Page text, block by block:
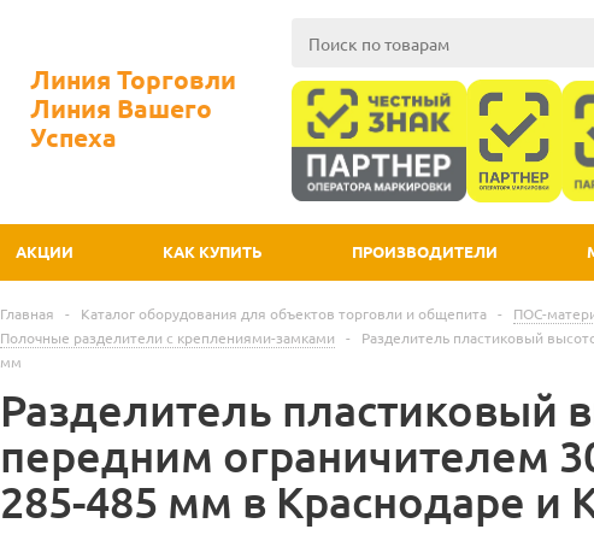
Линия Торговли
Линия Вашего
Успеха
АКЦИИ КАК КУПИТЬ ПРОИЗВОДИТЕЛИ
Главная - Каталог оборудования для объектов торговли и общепита - ПОС-
Полочные разделители с креплениями-замками
-
Разделитель пластиковый
мм
Разделитель пластиковый
передним ограничителем
285-485 мм в Краснодаре и